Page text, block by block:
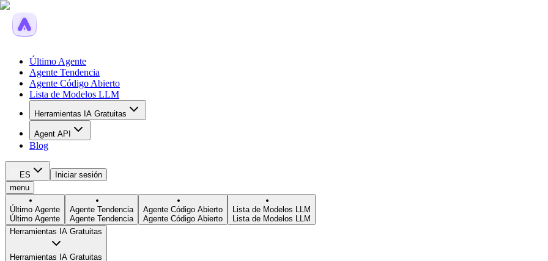
Último Agente
Agente Tendencia
Agente Código Abierto
Lista de Modelos LLM
Herramientas IA Gratuitas
Agent API
Blog
ES
Iniciar sesión
menu
Último Agente
Último Agente
Agente Tendencia
Agente Tendencia
Agente Código Abierto
Agente Código Abierto
Lista de Modelos LLM
Lista de Modelos LLM
Herramientas IA Gratuitas
Herramientas IA Gratuitas